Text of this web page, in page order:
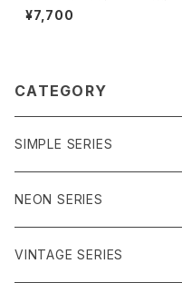
-MM25006
¥7,700
CATEGORY
SIMPLE SERIES
ブルー系
パープル系
NEON SERIES
イエロー系
VINTAGE SERIES